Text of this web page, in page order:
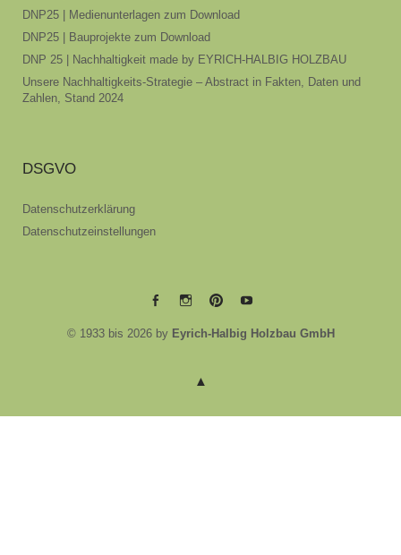
DNP25 | Medienunterlagen zum Download
DNP25 | Bauprojekte zum Download
DNP 25 | Nachhaltigkeit made by EYRICH-HALBIG HOLZBAU
Unsere Nachhaltigkeits-Strategie – Abstract in Fakten, Daten und
Zahlen, Stand 2024
DSGVO
Datenschutzerklärung
Datenschutzeinstellungen
EYRICH-EYRICH-EYRICH-EYRICH-
© 1933 bis 2026 by Eyrich-Halbig Holzbau GmbH